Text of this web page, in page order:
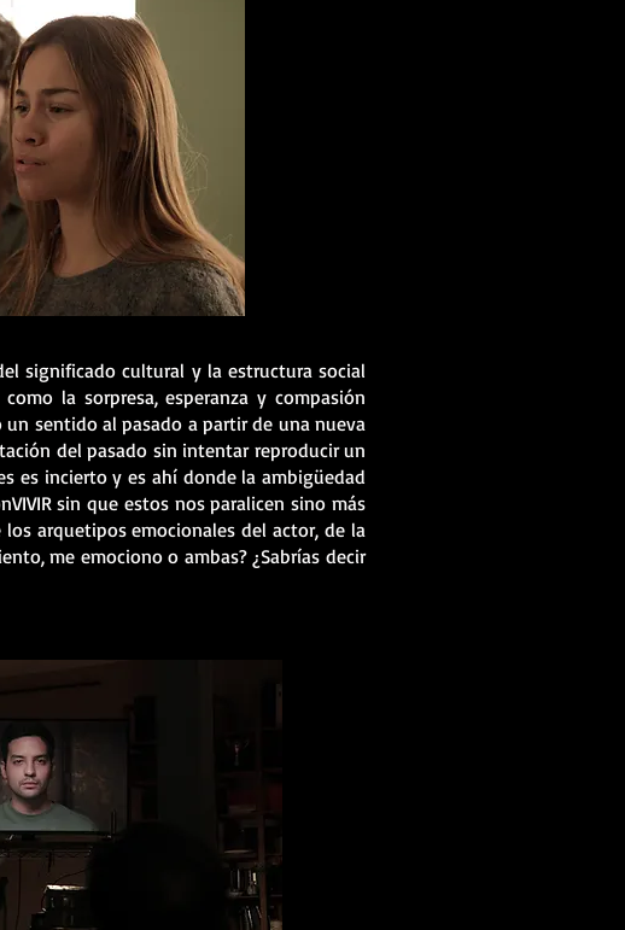
significado cultural y la estructura social
la sorpresa, esperanza y compasión
sentido al pasado a partir de una nueva
del pasado sin intentar reproducir un
es incierto y es ahí donde la ambigüedad
sin que estos nos paralicen sino más
arquetipos emocionales del actor, de la
me emociono o ambas? ¿Sabrías decir